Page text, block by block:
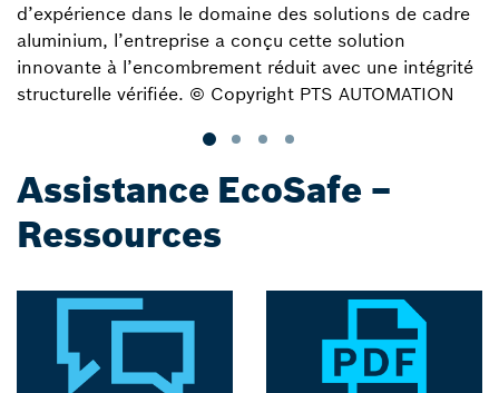
d’expérience dans le domaine des solutions de cadre
aluminium, l’entreprise a conçu cette solution
innovante à l’encombrement réduit avec une intégrité
structurelle vérifiée. © Copyright PTS AUTOMATION
Assistance EcoSafe –
Ressources